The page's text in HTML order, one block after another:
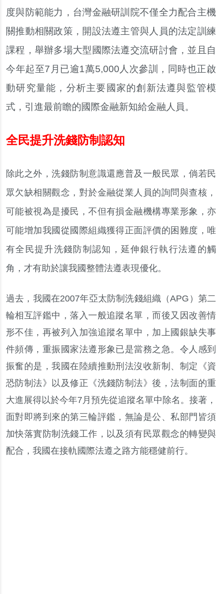
度與防範能力 ， 台灣金融研訓院不僅全力配合主機
關推動相關政策 ， 開設法遵主管與人員的法定訓練
課程 ， 舉辦多場大型國際法遵交流研討會 ， 並且自
今年起至7 月已逾1萬5,000 人次參訓 ， 同時也正啟
動研究量能 ， 分析主要國家的創新法遵與監管模
式 ， 引進最前瞻的國際金融新知給金融人員。
全民提升洗錢防制認知
除此之外，洗錢防制意識還應普及一般民眾，倘若民
眾欠缺相關觀念，對於金融從業人員的詢問與查核，
可能被視為是擾民，不但有損金融機構專業形象，亦
可能增加我國從國際組織獲得正面評價的困難度，唯
有全民提升洗錢防制認知，延伸銀行執行法遵的觸
角，才有助於讓我國整體法遵表現優化。
過去，我國在2007年亞太防制洗錢組織（APG）第二
輪相互評鑑中，落入一般追蹤名單，而後又因改善情
形不佳，再被列入加強追蹤名單中，加上國銀缺失事
件頻傳，重振國家法遵形象已是當務之急。令人感到
振奮的是，我國在陸續推動刑法沒收新制、制定《資
恐防制法》以及修正《洗錢防制法》後，法制面的重
大進展得以於今年7月預先從追蹤名單中除名。接著，
面對即將到來的第三輪評鑑，無論是公、私部門皆須
加快落實防制洗錢工作，以及須有民眾觀念的轉變與
配合，我國在接軌國際法遵之路方能穩健前行。